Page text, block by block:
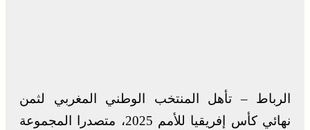
الرباط – تأهل المنتخب الوطني المغربي لثمن
نهائي كأس إفريقيا للأمم 2025، متصدرا المجموعة